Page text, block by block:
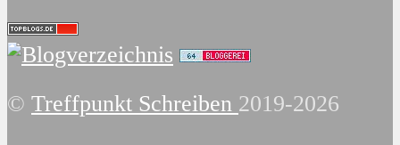
© Treffpunkt Schreiben 2019-2026